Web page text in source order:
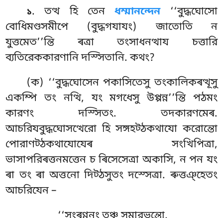
১. তত্থ হি তেনধম্মানন্দেন‘‘বুদ্ধঘোসো
বোধিমণ্ডসমীপে (বুদ্ধগযাযং) জাতোতি ন
যুত্তমেত’’ন্তি ৰত্ৰা তংসাধনত্থায চত্তারি
ব্যতিরেককারণানি দস্সিতানি. কথং?
(ক) ‘‘বুদ্ধঘোসেন পকাসিতেসু তংকালিকৰত্থূসু
একম্পি তং নত্থি, যং মগধেসু উপ্পন্ন’’ন্তি পঠমং
কারণং দস্সিতং. তদকারণমেৰ.
আচরিযবুদ্ধঘোসত্থেরো হি সঙ্গহট্ঠকথাযো করোন্তো
পোরাণট্ঠকথাযোযেৰসংখিপিত্ৰা,
ভাসাপরিৰত্তনমত্তেন চ ৰিসেসেত্ৰা অকাসি, ন পন যং
ৰা তং ৰা অত্তনো দিট্ঠসুতং দস্সেত্ৰা. ৰুত্তঞ্হেতং
আচরিযেন –